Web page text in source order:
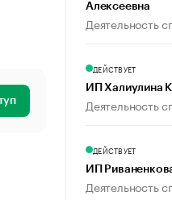
Алексеевна
Деятельность
ДЕЙСТВУЕТ
ИП Халиулина
Деятельность
ДЕЙСТВУЕТ
ИП
Деятельность